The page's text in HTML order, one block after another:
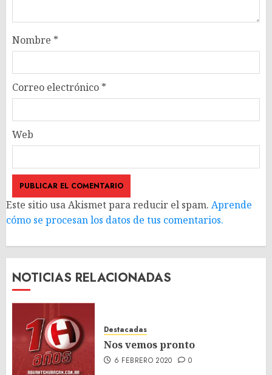
Nombre *
Correo electrónico *
Web
Este sitio usa Akismet para reducir el spam. Aprende
cómo se procesan los datos de tus comentarios.
NOTICIAS RELACIONADAS
Destacadas
Nos vemos pronto
6 FEBRERO 2020 0